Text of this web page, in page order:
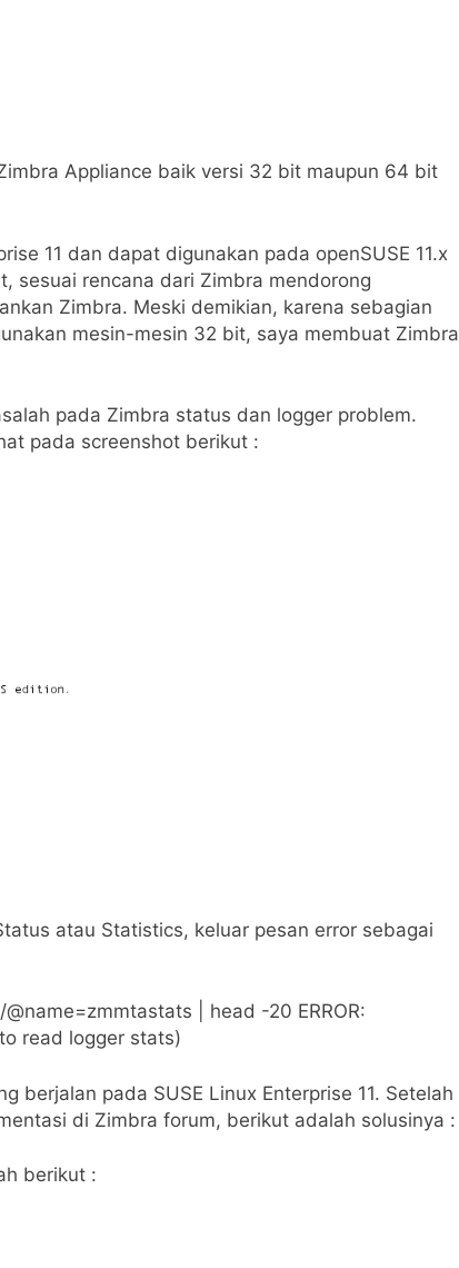
Appliance baik versi 32 bit maupun 64 bit
11 dan dapat digunakan pada openSUSE 11.x
sesuai rencana dari Zimbra mendorong
Zimbra. Meski demikian, karena sebagian
mesin-mesin 32 bit, saya membuat Zimbra
pada Zimbra status dan logger problem.
pada screenshot berikut :
atau Statistics, keluar pesan error sebagai
| head -20 ERROR:
read logger stats)
berjalan pada SUSE Linux Enterprise 11. Setelah
di Zimbra forum, berikut adalah solusinya :
berikut :